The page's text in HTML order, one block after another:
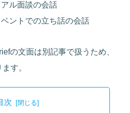
ル面談の会話
ントでの立ち話の会話
の文面は別記事で扱うため、
す。
次